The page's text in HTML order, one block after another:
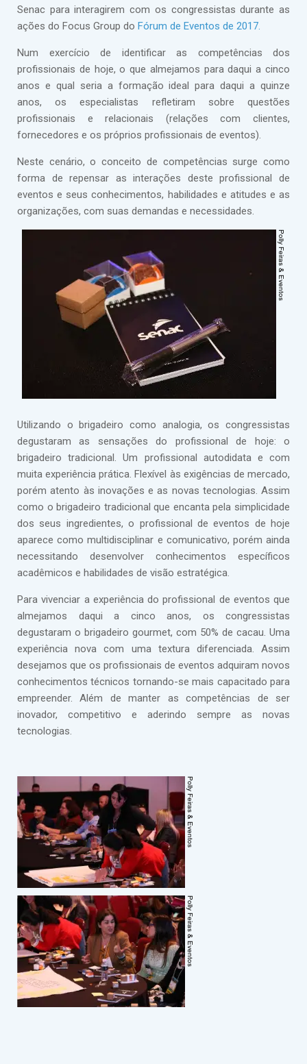
Senac para interagirem com os congressistas durante as
ações do Focus Group do Fórum de Eventos de 2017.
Num exercício de identificar as competências dos
profissionais de hoje, o que almejamos para daqui a cinco
anos e qual seria a formação ideal para daqui a quinze
anos, os especialistas refletiram sobre questões
profissionais e relacionais (relações com clientes,
fornecedores e os próprios profissionais de eventos).
Neste cenário, o conceito de competências surge como
forma de repensar as interações deste profissional de
eventos e seus conhecimentos, habilidades e atitudes e as
organizações, com suas demandas e necessidades.
Utilizando o brigadeiro como analogia, os congressistas
degustaram as sensações do profissional de hoje: o
brigadeiro tradicional. Um profissional autodidata e com
muita experiência prática. Flexível às exigências de mercado,
porém atento às inovações e as novas tecnologias. Assim
como o brigadeiro tradicional que encanta pela simplicidade
dos seus ingredientes, o profissional de eventos de hoje
aparece como multidisciplinar e comunicativo, porém ainda
necessitando desenvolver conhecimentos específicos
acadêmicos e habilidades de visão estratégica.
Para vivenciar a experiência do profissional de eventos que
almejamos daqui a cinco anos, os congressistas
degustaram o brigadeiro gourmet, com 50% de cacau. Uma
experiência nova com uma textura diferenciada. Assim
desejamos que os profissionais de eventos adquiram novos
conhecimentos técnicos tornando-se mais capacitado para
empreender. Além de manter as competências de ser
inovador, competitivo e aderindo sempre as novas
tecnologias.